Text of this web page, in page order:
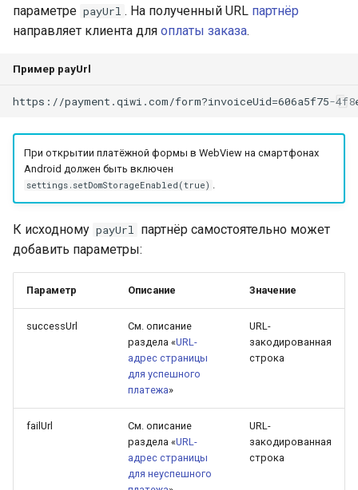
параметре payUrl . На полученный URL партнёр
направляет клиента для оплаты заказа.
Пример payUrl
https://payment.qiwi.com/form?invoiceUid=606a5f75-
При открытии платёжной формы в WebView на смартфонах
Android должен быть включен
settings.setDomStorageEnabled(true)
К исходному payUrl партнёр самостоятельно может
добавить параметры:
Параметр Описание Значение
successUrl
См. описание
раздела «URL-
адрес страницы
для успешного
платежа»
URL-
закодированная
строка
failUrl
См. описание
раздела «URL-
адрес страницы
для неуспешного
URL-
закодированная
строка